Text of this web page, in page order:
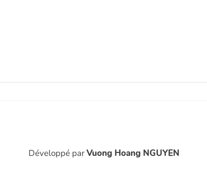
Développé parVuong Hoang NGUYEN